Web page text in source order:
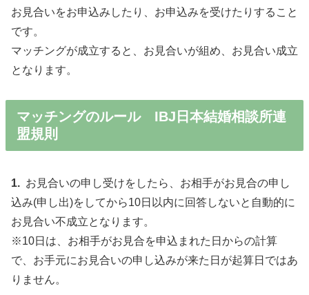
お見合いをお申込みしたり、お申込みを受けたりすること
です。
マッチングが成立すると、お見合いが組め、お見合い成立
となります。
マッチングのルール IBJ日本結婚相談所連
盟規則
1. お見合いの申し受けをしたら、お相手がお見合の申し
込み(申し出)をしてから10日以内に回答しないと自動的に
お見合い不成立となります。
※10日は、お相手がお見合を申込まれた日からの計算
で、お手元にお見合いの申し込みが来た日が起算日ではあ
りません。